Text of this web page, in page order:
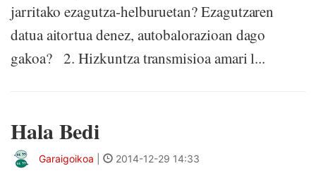
jarritako ezagutza-helburuetan? Ezagutzaren
datua aitortua denez, autobalorazioan dago
gakoa? 2. Hizkuntza transmisioa amari l...
Hala Bedi
Garaigoikoa 2014-12-29 14:33